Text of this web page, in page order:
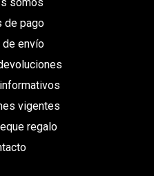
de pago
de envío
vigentes
regalo